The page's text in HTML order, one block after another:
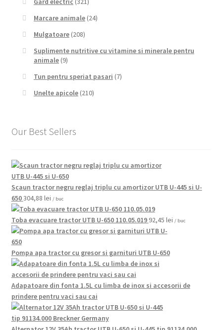
Marcare animale (24)
Mulgatoare (208)
Suplimente nutritive cu vitamine si minerale pentru
animale (9)
Tun pentru speriat pasari (7)
Unelte apicole (210)
Our Best Sellers
Scaun tractor negru reglaj triplu cu amortizor UTB U-445 si U-
650304,88 lei / buc
Toba evacuare tractor UTB U-650 110.05.019 92,45 lei / buc
Pompa apa tractor cu gresor si garnituri UTB U-650
Adapatoare din fonta 1.5L cu limba de inox si accesorii de
prindere pentru vaci sau cai